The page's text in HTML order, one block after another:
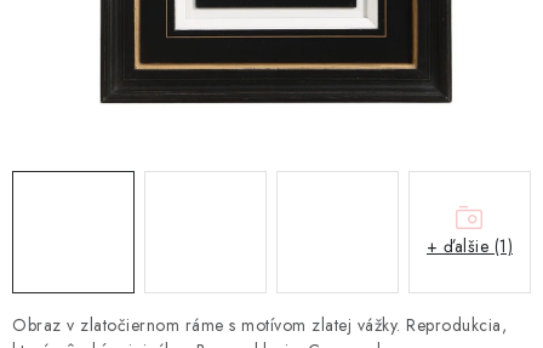
VŠETKY PRODUKTY
Obraz v zlatočiernom ráme s motívom zlatej vážky. Reprodukcia,
+ ďalšie (1)